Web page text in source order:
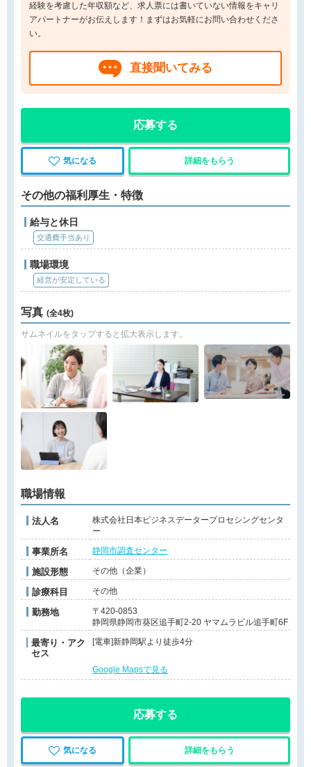
経験を考慮した年収額など、求人票には書いていない情報をキャリ
アパートナーがお伝えします！まずはお気軽にお問い合わせくださ
い。
直接聞いてみる
応募する
気になる 詳細をもらう
その他の福利厚生・特徴
給与と休日
交通費手当あり
職場環境
経営が安定している
写真 (全4枚)
サムネイルをタップすると拡大表示します。
職場情報
法人名
株式会社日本ビジネスデータープロセシングセンタ
ー
事業所名 静岡市調査センター
施設形態 その他（企業）
診療科目 その他
勤務地
〒420-0853
静岡県静岡市葵区追手町2-20 ヤマムラビル追手町6F
最寄り・アク
セス
[電車]新静岡駅より徒歩4分
Google Mapsで見る
応募する
気になる 詳細をもらう